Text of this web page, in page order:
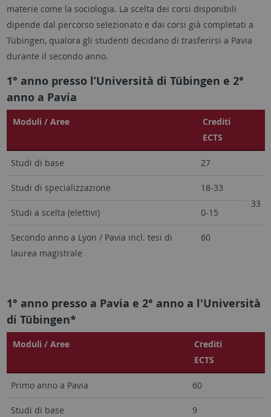
materie come la sociologia. La scelta dei corsi disponibili
dipende dal percorso selezionato e dai corsi già completati a
Tübingen, qualora gli studenti decidano di trasferirsi a Pavia
durante il secondo anno.
1° anno presso l’Università di Tübingen e 2°
anno a Pavia
Moduli / Aree
Crediti
ECTS
Studi di base 27
Studi di specializzazione
18-33
33
Studi a scelta (elettivi) 0-15
Secondo anno a Lyon / Pavia incl. tesi di
laurea magistrale
60
1° anno presso a Pavia e 2° anno a l'Università
di Tübingen*
Moduli / Aree
Crediti
ECTS
Primo anno a Pavia 60
Studi di base 9